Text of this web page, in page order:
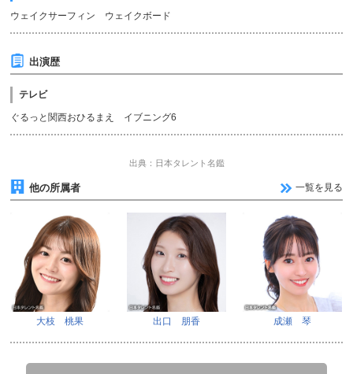
ウェイクサーフィン ウェイクボード
出演歴
テレビ
ぐるっと関西おひるまえ イブニング6
出典：日本タレント名鑑
他の所属者 一覧を見る
大枝 桃果 出口 朋香 成瀬 琴